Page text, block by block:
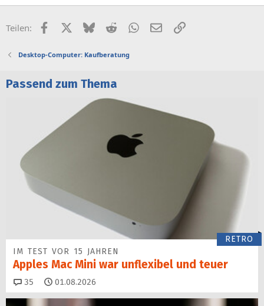
Teilen: FacebookX (Twitter)
BlueskyRedditWhatsApp
E-MailLink
Desktop-Computer: Kaufberatung
Passend zum Thema
RETRO
IM TEST VOR 15 JAHREN
Apples Mac Mini war unflexibel und teuer
35 Kommentare
01.08.2026